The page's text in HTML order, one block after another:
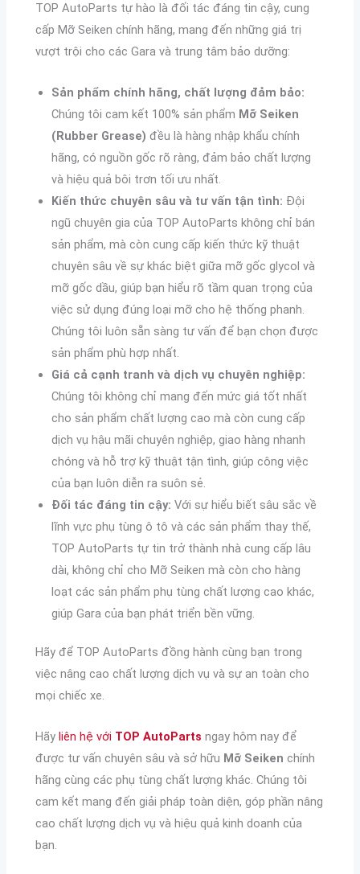
TOP AutoParts tự hào là đối tác đáng tin cậy, cung
cấp Mỡ Seiken chính hãng, mang đến những giá trị
vượt trội cho các Gara và trung tâm bảo dưỡng:
Sản phẩm chính hãng, chất lượng đảm bảo:
Chúng tôi cam kết 100% sản phẩm Mỡ Seiken
(Rubber Grease) đều là hàng nhập khẩu chính
hãng, có nguồn gốc rõ ràng, đảm bảo chất lượng
và hiệu quả bôi trơn tối ưu nhất.
Kiến thức chuyên sâu và tư vấn tận tình: Đội
ngũ chuyên gia của TOP AutoParts không chỉ bán
sản phẩm, mà còn cung cấp kiến thức kỹ thuật
chuyên sâu về sự khác biệt giữa mỡ gốc glycol và
mỡ gốc dầu, giúp bạn hiểu rõ tầm quan trọng của
việc sử dụng đúng loại mỡ cho hệ thống phanh.
Chúng tôi luôn sẵn sàng tư vấn để bạn chọn được
sản phẩm phù hợp nhất.
Giá cả cạnh tranh và dịch vụ chuyên nghiệp:
Chúng tôi không chỉ mang đến mức giá tốt nhất
cho sản phẩm chất lượng cao mà còn cung cấp
dịch vụ hậu mãi chuyên nghiệp, giao hàng nhanh
chóng và hỗ trợ kỹ thuật tận tình, giúp công việc
của bạn luôn diễn ra suôn sẻ.
Đối tác đáng tin cậy: Với sự hiểu biết sâu sắc về
lĩnh vực phụ tùng ô tô và các sản phẩm thay thế,
TOP AutoParts tự tin trở thành nhà cung cấp lâu
dài, không chỉ cho Mỡ Seiken mà còn cho hàng
loạt các sản phẩm phụ tùng chất lượng cao khác,
giúp Gara của bạn phát triển bền vững.
Hãy để TOP AutoParts đồng hành cùng bạn trong
việc nâng cao chất lượng dịch vụ và sự an toàn cho
mọi chiếc xe.
Hãyliên hệ với TOP AutoParts ngay hôm nay để
được tư vấn chuyên sâu và sở hữu Mỡ Seiken chính
hãng cùng các phụ tùng chất lượng khác. Chúng tôi
cam kết mang đến giải pháp toàn diện, góp phần nâng
cao chất lượng dịch vụ và hiệu quả kinh doanh của
bạn.